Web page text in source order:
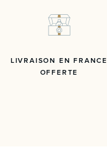
LIVRAISON EN FRANCE
OFFERTE